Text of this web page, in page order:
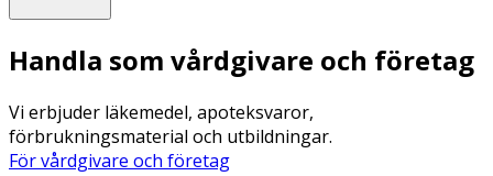
Handla som vårdgivare och företag
Vi erbjuder läkemedel, apoteksvaror,
förbrukningsmaterial och utbildningar.
För vårdgivare och företag